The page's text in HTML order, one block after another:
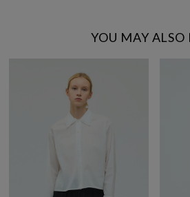
YOU MAY ALSO